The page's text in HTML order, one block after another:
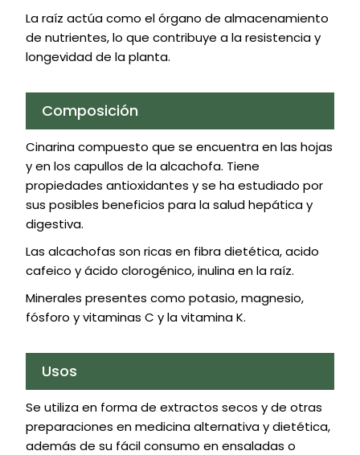
La raíz actúa como el órgano de almacenamiento
de nutrientes, lo que contribuye a la resistencia y
longevidad de la planta.
Composición
Cinarina compuesto que se encuentra en las hojas
y en los capullos de la alcachofa. Tiene
propiedades antioxidantes y se ha estudiado por
sus posibles beneficios para la salud hepática y
digestiva.
Las alcachofas son ricas en fibra dietética, acido
cafeico y ácido clorogénico, inulina en la raíz.
Minerales presentes como potasio, magnesio,
fósforo y vitaminas C y la vitamina K.
Usos
Se utiliza en forma de extractos secos y de otras
preparaciones en medicina alternativa y dietética,
además de su fácil consumo en ensaladas o